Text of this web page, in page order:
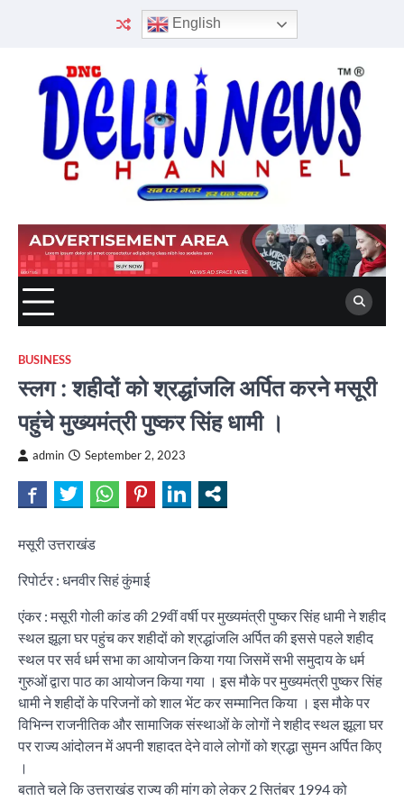
English
BUSINESS
स्लग : शहीदों को श्रद्धांजलि अर्पित करने मसूरी
पहुंचे मुख्यमंत्री पुष्कर सिंह धामी ।
admin September 2, 2023
मसूरी उत्तराखंड
रिपोर्टर : धनवीर सिहं कुंमाई
एंकर : मसूरी गोली कांड की 29वीं वर्षी पर मुख्यमंत्री पुष्कर सिंह धामी ने शहीद
स्थल झूला घर पहुंच कर शहीदों को श्रद्धांजलि अर्पित की इससे पहले शहीद
स्थल पर सर्व धर्म सभा का आयोजन किया गया जिसमें सभी समुदाय के धर्म
गुरुओं द्वारा पाठ का आयोजन किया गया । इस मौके पर मुख्यमंत्री पुष्कर सिंह
धामी ने शहीदों के परिजनों को शाल भेंट कर सम्मानित किया । इस मौके पर
विभिन्न राजनीतिक और सामाजिक संस्थाओं के लोगों ने शहीद स्थल झूला घर
पर राज्य आंदोलन में अपनी शहादत देने वाले लोगों को श्रद्धा सुमन अर्पित किए
।
बताते चले कि उत्तराखंड राज्य की मांग को लेकर 2 सितंबर 1994 को